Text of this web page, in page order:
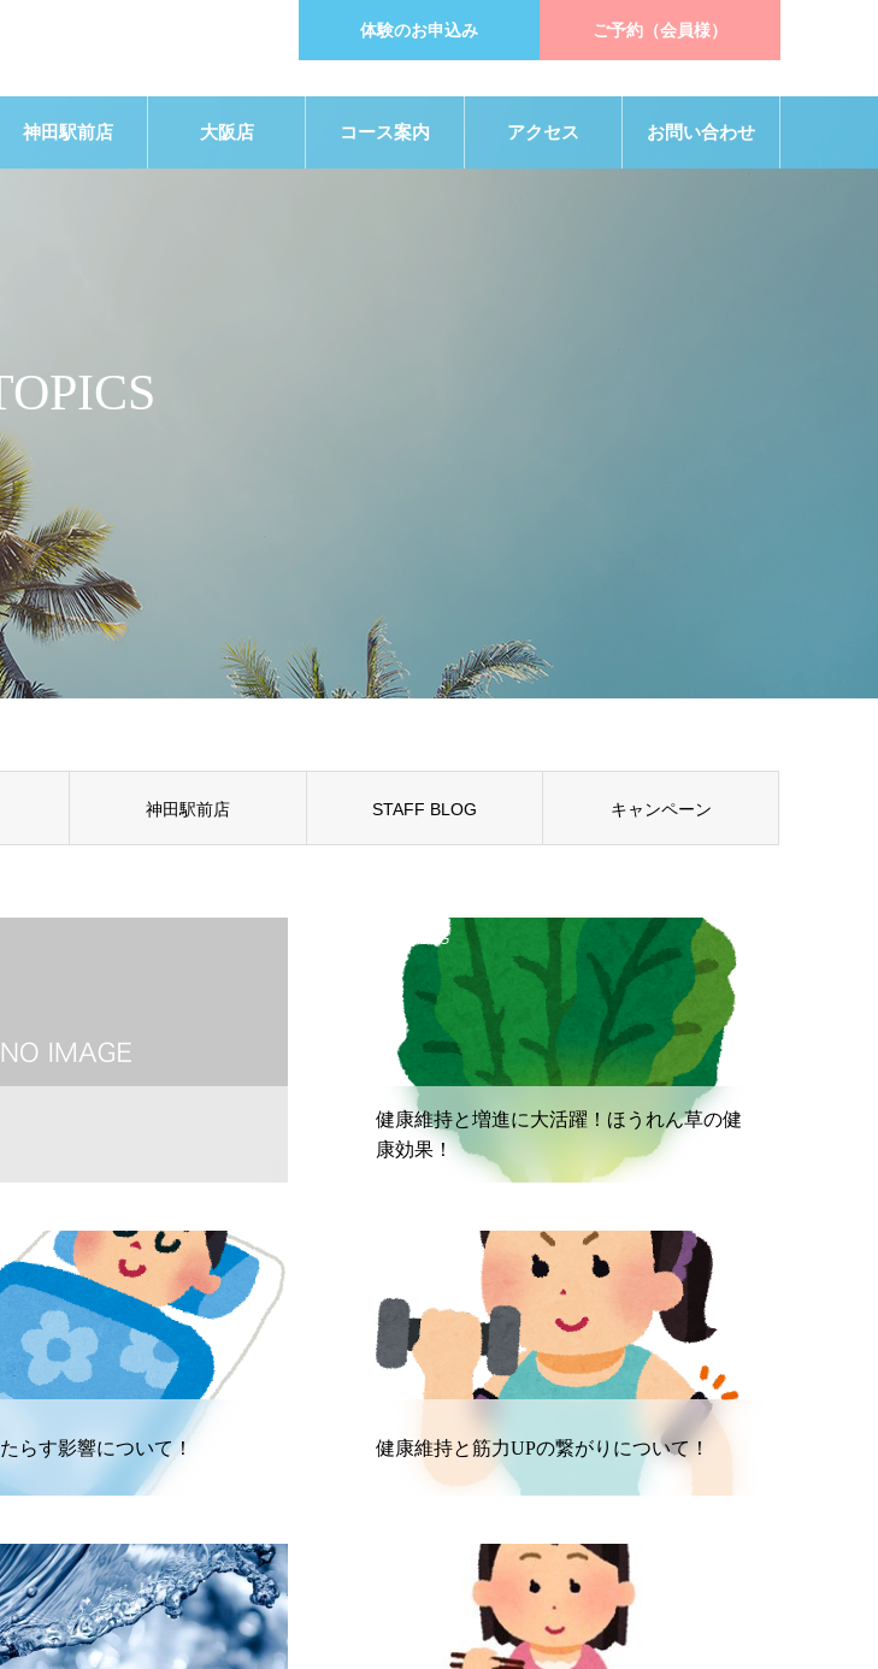
体験のお申込み ご予約（会員様）
神田駅前店 大阪店 コース案内 アクセス お問い合わせ
神田駅前店 STAFF BLOG キャンペーン
STAFF BLOG
健康維持と増進に大活躍！ほうれん草の健
康効果！
らす影響について！ 健康維持と筋力UPの繋がりについて！